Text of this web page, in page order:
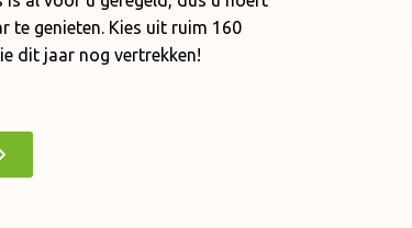
te genieten. Kies uit ruim 160
dit jaar nog vertrekken!